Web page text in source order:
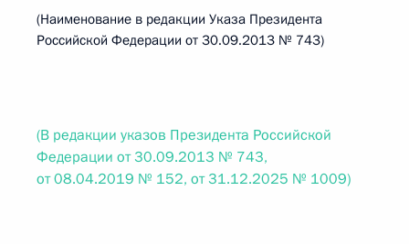
(Наименование в редакции Указа Президента
Российской Федерации от 30.09.2013 № 743)
(В редакции указов Президента Российской
Федерации от 30.09.2013 № 743,
от 08.04.2019 № 152, от 31.12.2025 № 1009)